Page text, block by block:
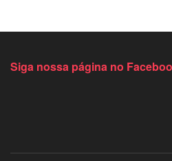
Siga nossa página no